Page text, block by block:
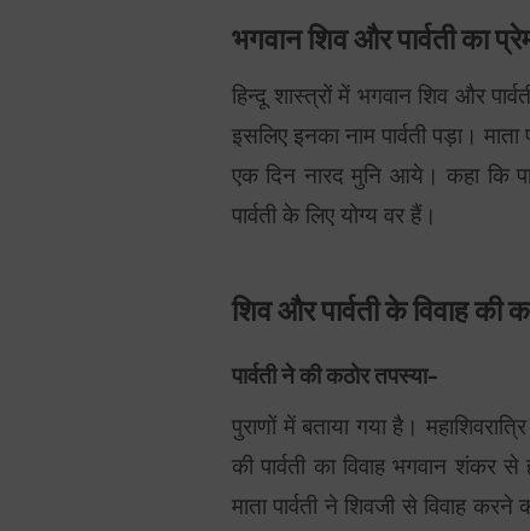
भगवान शिव और पार्वती का
हिन्दू शास्त्रों में भगवान शिव और
इसलिए इनका नाम पार्वती पड़ा। माता
एक दिन नारद मुनि आये। कहा कि
पार्वती के लिए योग्य वर हैं।
शिव और पार्वती के विवाह की
पार्वती ने की कठोर तपस्या-
पुराणों में बताया गया है।
की पार्वती का विवाह भगवान शंकर
माता पार्वती ने शिवजी से विवाह